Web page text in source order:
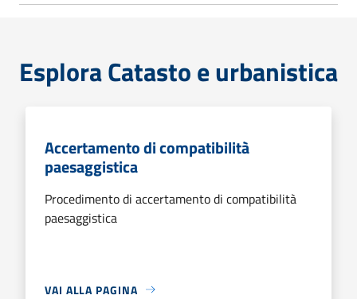
Esplora Catasto e urbanistica
Accertamento di compatibilità
paesaggistica
Procedimento di accertamento di compatibilità
paesaggistica
VAI ALLA PAGINA